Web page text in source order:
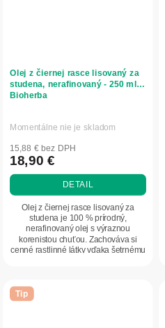
Olej z čiernej rasce lisovaný za
studena, nerafinovaný - 250 ml -
Bioherba
Momentálne nie je skladom
15,88 € bez DPH
18,90 €
DETAIL
Olej z čiernej rasce lisovaný za
studena je 100 % prírodný,
nerafinovaný olej s výraznou
korenistou chuťou. Zachováva si
cenné rastlinné látky vďaka šetrnému
Tip